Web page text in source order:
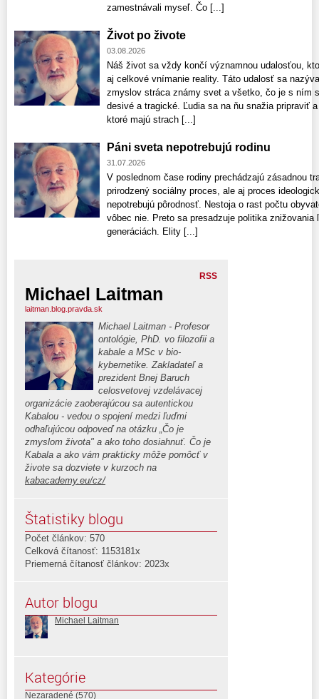
zamestnávali myseľ. Čo [...]
Život po živote
03.08.2026
Náš život sa vždy končí významnou udalosťou,
aj celkové vnímanie reality. Táto udalosť sa
zmyslov stráca známy svet a všetko, čo je s ním
desivé a tragické. Ľudia sa na ňu snažia pripraviť
ktoré majú strach [...]
Páni sveta nepotrebujú rodinu
31.07.2026
V poslednom čase rodiny prechádzajú zásadnou
prirodzený sociálny proces, ale aj proces
nepotrebujú pôrodnosť. Nestoja o rast počtu
vôbec nie. Preto sa presadzuje politika
generáciách. Elity [...]
RSS
Michael Laitman
laitman.blog.pravda.sk
Michael Laitman - Profesor
ontológie, PhD. vo filozofii a
kabale a MSc v bio-
kybernetike. Zakladateľ a
prezident Bnej Baruch
celosvetovej vzdelávacej
organizácie zaoberajúcou sa autentickou
Kabalou - vedou o spojení medzi ľuďmi
odhaľujúcou odpoveď na otázku „Čo je
zmyslom života" a ako toho dosiahnuť. Čo je
Kabala a ako vám prakticky môže pomôcť v
živote sa dozviete v kurzoch na
kabacademy.eu/cz/
Štatistiky blogu
Počet článkov: 570
Celková čítanosť: 1153181x
Priemerná čítanosť článkov: 2023x
Autor blogu
Michael Laitman
Kategórie
Nezaradené (570)